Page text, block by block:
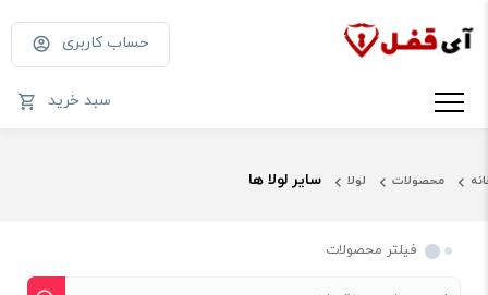
حساب کاربری
سبد خرید
محصولات لولا سایر لولا ها
فیلتر محصولات